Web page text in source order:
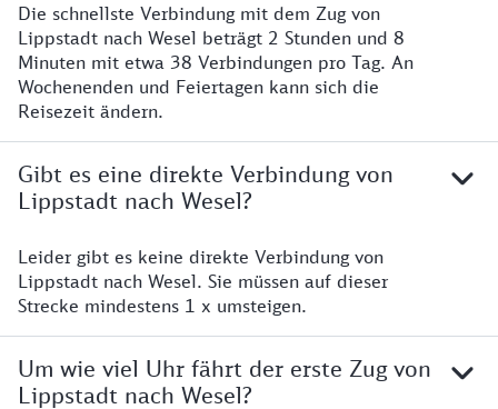
Die schnellste Verbindung mit dem Zug von
Lippstadt nach Wesel beträgt 2 Stunden und 8
Minuten mit etwa 38 Verbindungen pro Tag. An
Wochenenden und Feiertagen kann sich die
Reisezeit ändern.
Gibt es eine direkte Verbindung von
Lippstadt nach Wesel?
Leider gibt es keine direkte Verbindung von
Lippstadt nach Wesel. Sie müssen auf dieser
Strecke mindestens 1 x umsteigen.
Um wie viel Uhr fährt der erste Zug von
Lippstadt nach Wesel?